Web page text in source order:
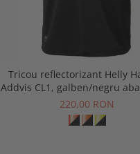
Tricou reflectorizant Helly
Addvis CL1, galben/negru
220,00 RON